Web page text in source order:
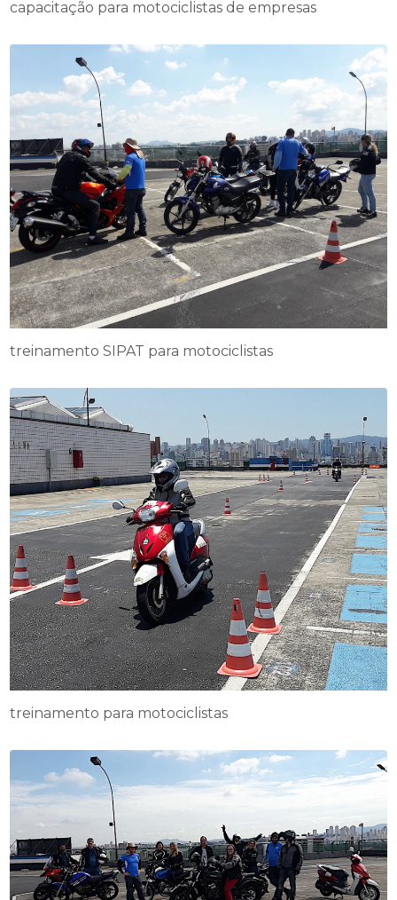
capacitação para motociclistas de empresas
treinamento SIPAT para motociclistas
treinamento para motociclistas